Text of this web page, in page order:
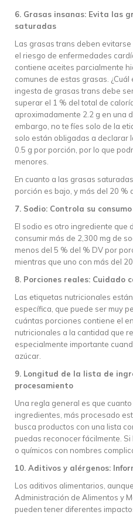
6. Grasas insanas: Evita las
saturadas
Las grasas trans deben
el riesgo de enfermedades
contiene aceites parcialmente
comunes de estas grasas.
ingesta de grasas trans debe
superar el 1 % del total de
aproximadamente 2.2 g en una
embargo, no te fíes solo de la
solo están obligadas a declarar
0.5 g por porción, por lo que
menores.
En cuanto a las grasas
porción es bajo, y más del 20 %
7. Sodio: Controla su consumo
El sodio es otro ingrediente que
consumir más de 2,300 mg de
menos del 5 % del % DV por
mientras que uno con más del
8. Porciones reales: Cuidado
Las etiquetas nutricionales
específica, que puede ser muy
cuántas porciones contiene el
nutricionales a la cantidad que
especialmente importante
azúcar.
9. Longitud de la lista de
procesamiento
Una regla general es que
ingredientes, más procesado
busca productos con una lista
puedas reconocer fácilmente.
o químicos con nombres
10. Aditivos y alérgenos:
Los aditivos alimentarios,
Administración de Alimentos y
pueden tener diferentes